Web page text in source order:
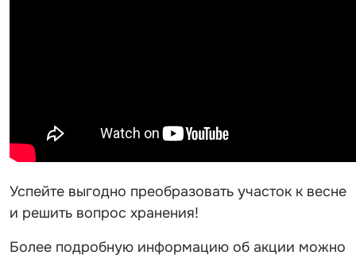
Успейте выгодно преобразовать участок к весне
и решить вопрос хранения!
Более подробную информацию об акции можно